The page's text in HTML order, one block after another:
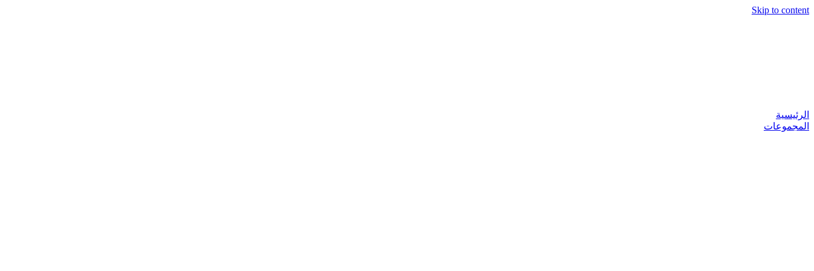
Skip to content
الرئيسية
المجموعات